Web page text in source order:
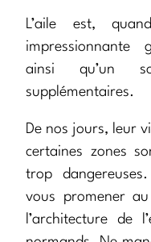
L’aile est,
impressionnante
ainsi qu’un
supplémentaires.
De nos jours, leur
certaines zones
trop
vous promener
l’architecture de